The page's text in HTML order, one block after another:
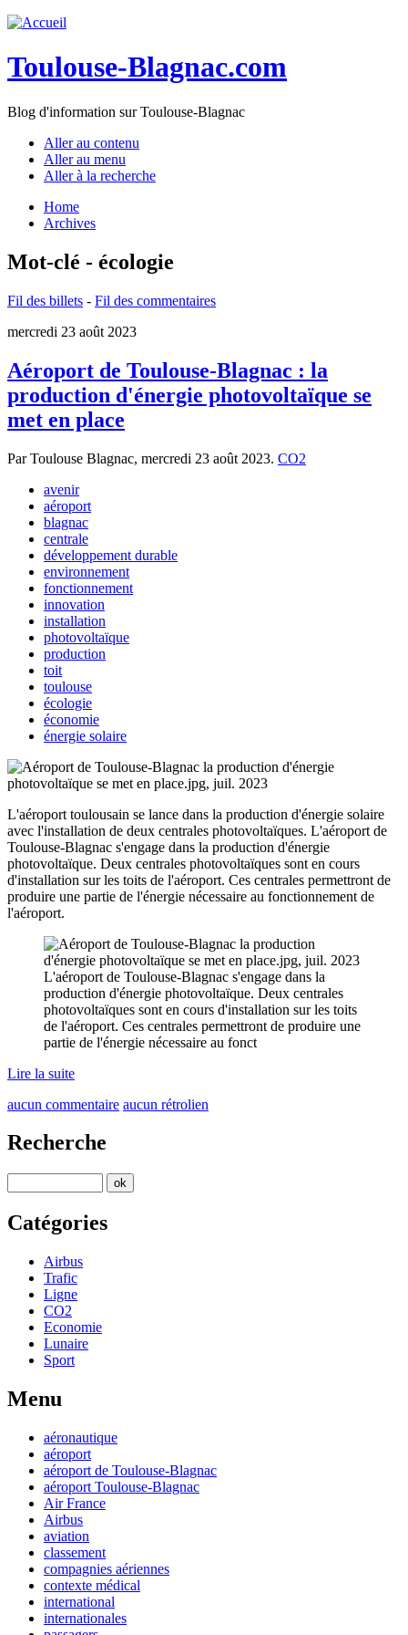
Toulouse-Blagnac.com
Blog d'information sur Toulouse-Blagnac
Aller au contenu
Aller au menu
Aller à la recherche
Home
Archives
Mot-clé - écologie
Fil des billets - Fil des commentaires
mercredi 23 août 2023
Aéroport de Toulouse-Blagnac : la
production d'énergie photovoltaïque se
met en place
Par Toulouse Blagnac, mercredi 23 août 2023. CO2
avenir
aéroport
blagnac
centrale
développement durable
environnement
fonctionnement
innovation
installation
photovoltaïque
production
toit
toulouse
écologie
économie
énergie solaire
L'aéroport toulousain se lance dans la production d'énergie solaire
avec l'installation de deux centrales photovoltaïques. L'aéroport de
Toulouse-Blagnac s'engage dans la production d'énergie
photovoltaïque. Deux centrales photovoltaïques sont en cours
d'installation sur les toits de l'aéroport. Ces centrales permettront de
produire une partie de l'énergie nécessaire au fonctionnement de
l'aéroport.
L'aéroport de Toulouse-Blagnac s'engage dans la
production d'énergie photovoltaïque. Deux centrales
photovoltaïques sont en cours d'installation sur les toits
de l'aéroport. Ces centrales permettront de produire une
partie de l'énergie nécessaire au fonct
Lire la suite
aucun commentaire aucun rétrolien
Recherche
Catégories
Airbus
Trafic
Ligne
CO2
Economie
Lunaire
Sport
Menu
aéronautique
aéroport
aéroport de Toulouse-Blagnac
aéroport Toulouse-Blagnac
Air France
Airbus
aviation
classement
compagnies aériennes
contexte médical
international
internationales